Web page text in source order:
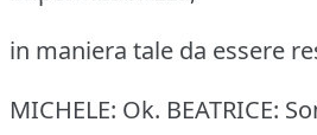
in maniera tale da essere
MICHELE: Ok. BEATRICE: